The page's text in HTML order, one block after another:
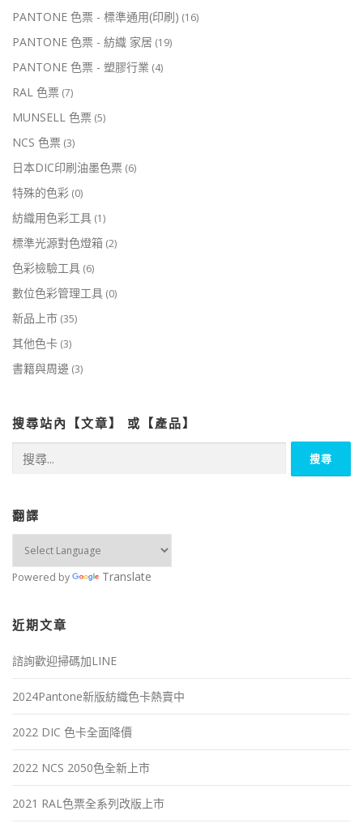
PANTONE 色票 - 標準通用(印刷) (16)
PANTONE 色票 - 紡織 家居 (19)
PANTONE 色票 - 塑膠行業 (4)
RAL 色票 (7)
MUNSELL 色票 (5)
NCS 色票 (3)
日本DIC印刷油墨色票 (6)
特殊的色彩 (0)
紡織用色彩工具 (1)
標準光源對色燈箱 (2)
色彩檢驗工具 (6)
數位色彩管理工具 (0)
新品上市 (35)
其他色卡 (3)
書籍與周邊 (3)
搜尋站內【文章】 或【產品】
字:
翻譯
Powered by Translate
近期文章
諮詢歡迎掃碼加LINE
2024Pantone新版紡織色卡熱賣中
2022 DIC 色卡全面降價
2022 NCS 2050色全新上市
2021 RAL色票全系列改版上市